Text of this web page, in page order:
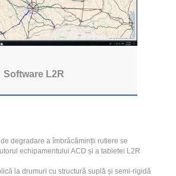
Software L2R
degradare a îmbrăcăminții rutiere se
echipamentului ACD și a tabletei L2R
la drumuri cu structură suplă și semi-rigidă